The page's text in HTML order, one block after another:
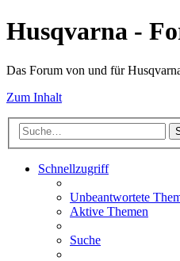
Husqvarna -
Das Forum von und für
Zum Inhalt
Schnellzugriff
Unbeantwortete
Aktive Themen
Suche